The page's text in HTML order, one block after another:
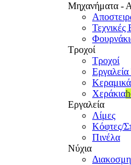
Μηχανήματα -
Τροχοί
Τροχοί
Κεραμικά
Χεράκια
Εργαλεία
Λίμες
Κόφτες/
Πινέλα
Νύχια